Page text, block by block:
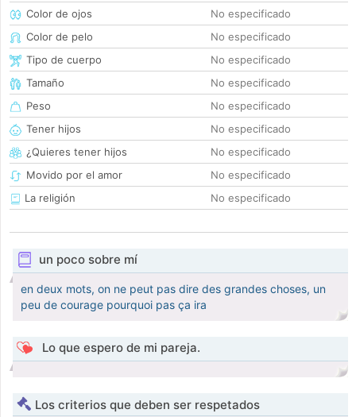
Color de ojos
No especificado
Color de pelo
No especificado
Tipo de cuerpo
No especificado
Tamaño
No especificado
Peso
No especificado
Tener hijos
No especificado
¿Quieres tener hijos
No especificado
Movido por el amor
No especificado
La religión
No especificado
un poco sobre mí
en deux mots, on ne peut pas dire des grandes choses, un
peu de courage pourquoi pas ça ira
Lo que espero de mi pareja.
Los criterios que deben ser respetados